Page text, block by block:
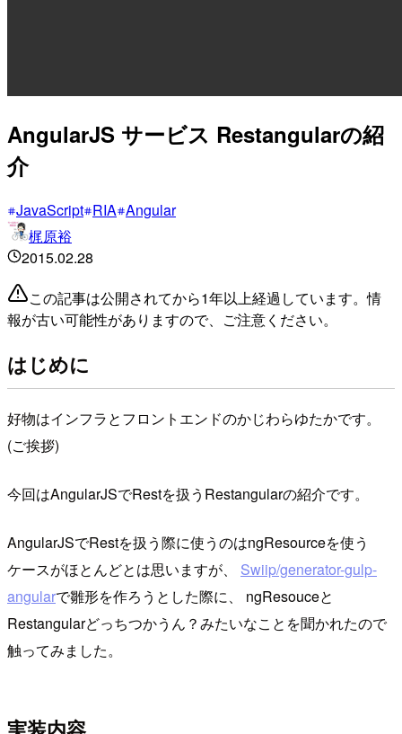
AngularJS サービス Restangularの紹
介
JavaScript RIA Angular
梶原裕
2015.02.28
この記事は公開されてから1年以上経過しています。情
報が古い可能性がありますので、ご注意ください。
はじめに
好物はインフラとフロントエンドのかじわらゆたかです。
(ご挨拶)
今回はAngularJSでRestを扱うRestangularの紹介です。
AngularJSでRestを扱う際に使うのはngResourceを使う
ケースがほとんどとは思いますが、 Swiip/generator-gulp-
angularで雛形を作ろうとした際に、 ngResouceと
Restangularどっちつかうん？みたいなことを聞かれたので
触ってみました。